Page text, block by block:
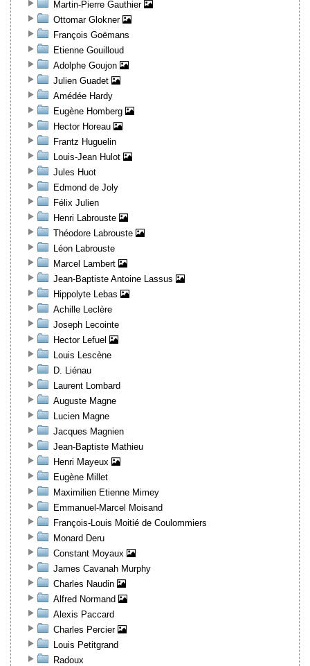
Martin-Pierre Gauthier
Ottomar Glokner
François Goëmans
Etienne Gouilloud
Adolphe Goujon
Julien Guadet
Amédée Hardy
Eugène Homberg
Hector Horeau
Frantz Huguelin
Louis-Jean Hulot
Jules Huot
Edmond de Joly
Félix Julien
Henri Labrouste
Théodore Labrouste
Léon Labrouste
Marcel Lambert
Jean-Baptiste Antoine Lassus
Hippolyte Lebas
Achille Leclère
Joseph Lecointe
Hector Lefuel
Louis Lescène
D. Liénau
Laurent Lombard
Auguste Magne
Lucien Magne
Jacques Magnien
Jean-Baptiste Mathieu
Henri Mayeux
Eugène Millet
Maximilien Etienne Mimey
Emmanuel-Marcel Moisand
François-Louis Moitié de Coulommiers
Monard Deru
Constant Moyaux
James Cavanah Murphy
Charles Naudin
Alfred Normand
Alexis Paccard
Charles Percier
Louis Petitgrand
Radoux